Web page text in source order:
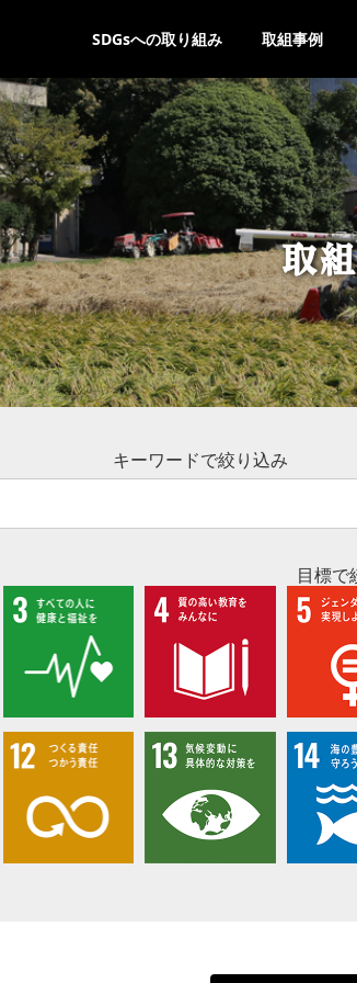
SDGsへの取り組み 取組事例
取
キーワードで絞り込み
目標で